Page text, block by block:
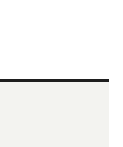
DIPLOMAT
dhe Ismail